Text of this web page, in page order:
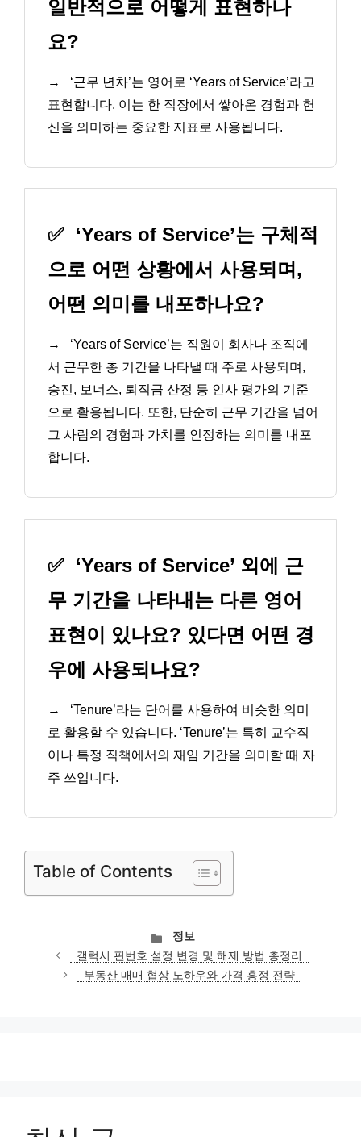
일반적으로 어떻게 표현하나
요?
→
‘근무 년차’는 영어로 ‘Years of Service’라고
표현합니다. 이는 한 직장에서 쌓아온 경험과 헌
신을 의미하는 중요한 지표로 사용됩니다.
✅ ‘Years of Service’는 구체적
으로 어떤 상황에서 사용되며,
어떤 의미를 내포하나요?
→
‘Years of Service’는 직원이 회사나 조직에
서 근무한 총 기간을 나타낼 때 주로 사용되며,
승진, 보너스, 퇴직금 산정 등 인사 평가의 기준
으로 활용됩니다. 또한, 단순히 근무 기간을 넘어
그 사람의 경험과 가치를 인정하는 의미를 내포
합니다.
✅ ‘Years of Service’ 외에 근
무 기간을 나타내는 다른 영어
표현이 있나요? 있다면 어떤 경
우에 사용되나요?
→
‘Tenure’라는 단어를 사용하여 비슷한 의미
로 활용할 수 있습니다. ‘Tenure’는 특히 교수직
이나 특정 직책에서의 재임 기간을 의미할 때 자
주 쓰입니다.
Table of Contents
카
테
고
리
정보
갤럭시 핀번호 설정 변경 및 해제 방법 총정리
부동산 매매 협상 노하우와 가격 흥정 전략